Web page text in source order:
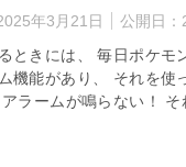
年3月21日 公開日：
ときには、 毎日ポケモ
機能があり、 それを使
ラームが鳴らない！